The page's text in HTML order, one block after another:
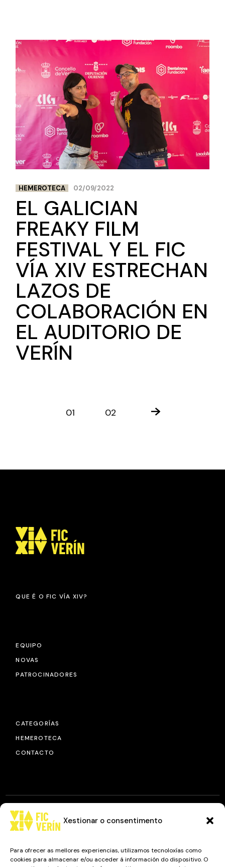
Xestionar o consentimento
Para ofrecer as mellores experiencias, utilizamos tecnoloxías como
cookies para almacenar e/ou acceder á información do dispositivo. O
HEMEROTECA 02/09/2022
EL GALICIAN
FREAKY FILM
FESTIVAL Y EL FIC
VÍA XIV ESTRECHAN
LAZOS DE
COLABORACIÓN EN
EL AUDITORIO DE
VERÍN
PAXINACIÓN
01 02
QUE É O FIC VÍA XIV?
EQUIPO
NOVAS
PATROCINADORES
CATEGORÍAS
HEMEROTECA
CONTACTO